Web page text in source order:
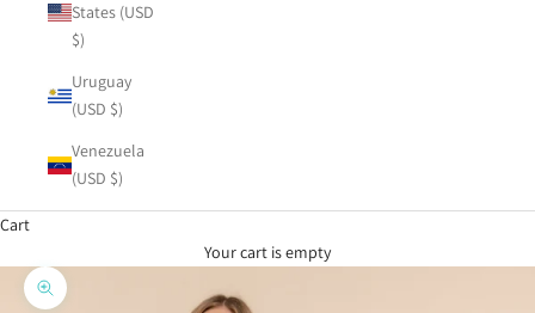
States (USD
$)
Uruguay
(USD $)
Venezuela
(USD $)
Cart
Your cart is empty
Zoom picture